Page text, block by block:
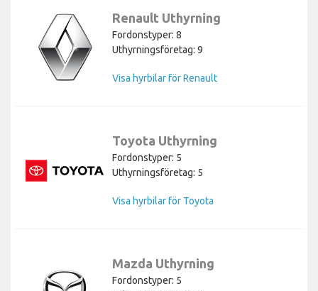
Renault Uthyrning
Fordonstyper: 8
Uthyrningsföretag: 9
Visa hyrbilar för Renault
Toyota Uthyrning
Fordonstyper: 5
Uthyrningsföretag: 5
Visa hyrbilar för Toyota
Mazda Uthyrning
Fordonstyper: 5